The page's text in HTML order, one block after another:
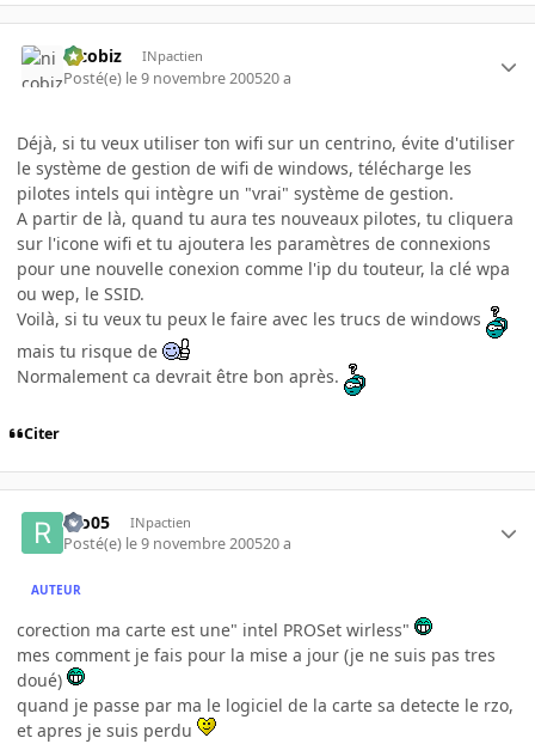
nicobiz INpactien
Posté(e) le 9 novembre 200520 a
Déjà, si tu veux utiliser ton wifi sur un centrino, évite d'utiliser
le système de gestion de wifi de windows, télécharge les
pilotes intels qui intègre un "vrai" système de gestion.
A partir de là, quand tu aura tes nouveaux pilotes, tu cliquera
sur l'icone wifi et tu ajoutera les paramètres de connexions
pour une nouvelle conexion comme l'ip du touteur, la clé wpa
ou wep, le SSID.
Voilà, si tu veux tu peux le faire avec les trucs de windows
mais tu risque de
Normalement ca devrait être bon après.
Citer
rilo05 INpactien
Posté(e) le 9 novembre 200520 a
AUTEUR
corection ma carte est une" intel PROSet wirless"
mes comment je fais pour la mise a jour (je ne suis pas tres
doué)
quand je passe par ma le logiciel de la carte sa detecte le rzo,
et apres je suis perdu